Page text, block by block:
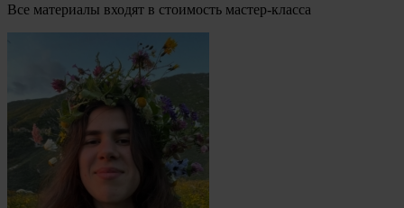
Все материалы входят в стоимость мастер-класса